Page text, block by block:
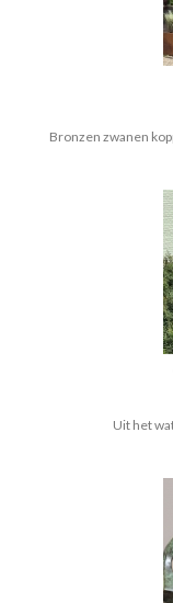
Bronzen zwanen
Uit het